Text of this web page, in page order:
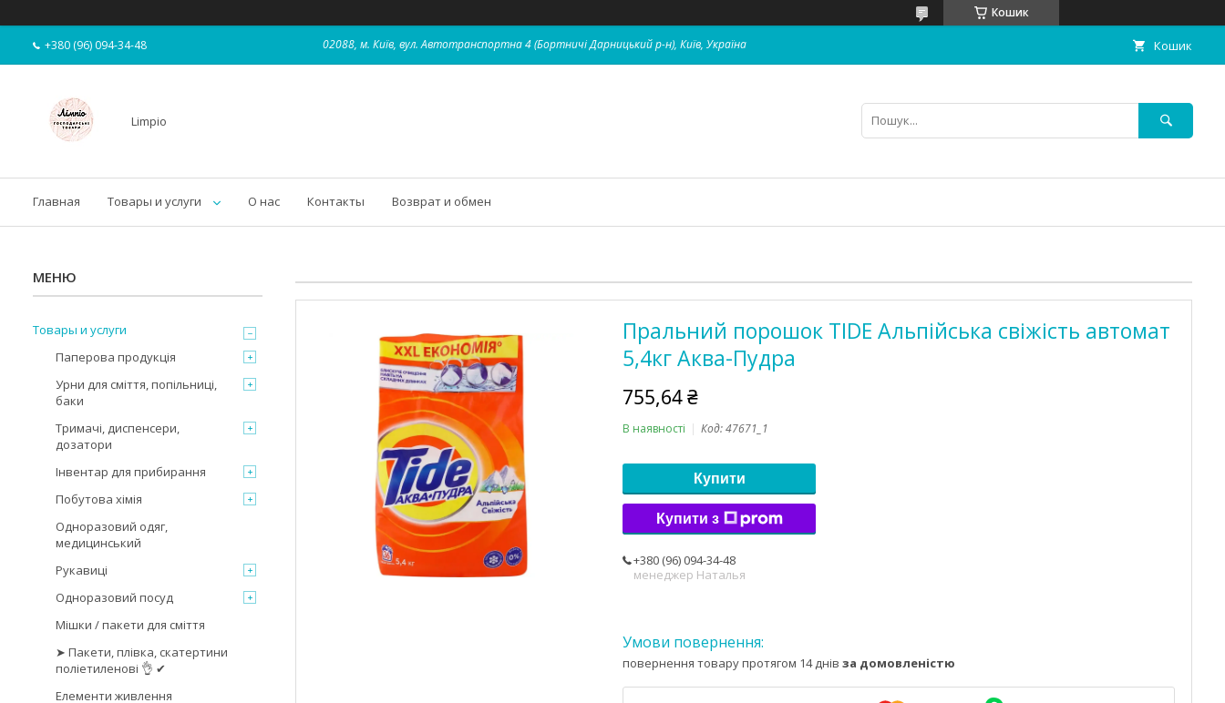
Кошик
+380 (96) 094-34-48 02088, м. Київ, вул. Автотранспортна 4 (Бортничі Дарницький р-н), Київ, Україна Кошик
Limpio
Главная Товары и услуги О нас Контакты Возврат и обмен
Пральний порошок TIDE Альпійська свіжість автомат
5,4кг Аква-Пудра
755,64 ₴
В наявності Код:47671_1
Купити
Купити з
+380 (96) 094-34-48
менеджер Наталья
повернення товару протягом 14 днів за домовленістю
Товары и услуги
Паперова продукція
Урни для сміття, попільниці,
баки
Тримачі, диспенсери,
дозатори
Інвентар для прибирання
Побутова хімія
Одноразовий одяг,
медицинський
Рукавиці
Одноразовий посуд
Мішки / пакети для сміття
➤ Пакети, плівка, скатертини
поліетиленові 👌 ✔
Елементи живлення